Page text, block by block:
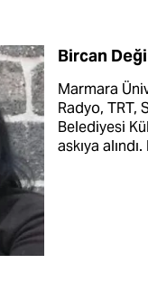
Bircan
Marmara
Radyo, TRT,
Belediyesi
askıya